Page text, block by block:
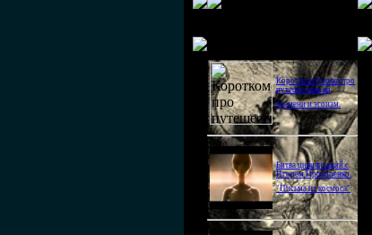
Короткометражка про
путешествия во
времени и эгоизм.
Битва цивилизаций с
Игорем Прокопенко.
"Письма из космоса"